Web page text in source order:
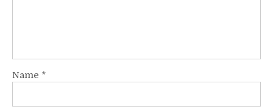
Name *